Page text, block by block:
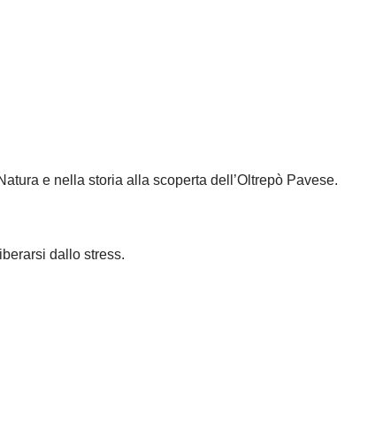
e nella storia alla scoperta dell’Oltrepò Pavese.
dallo stress.